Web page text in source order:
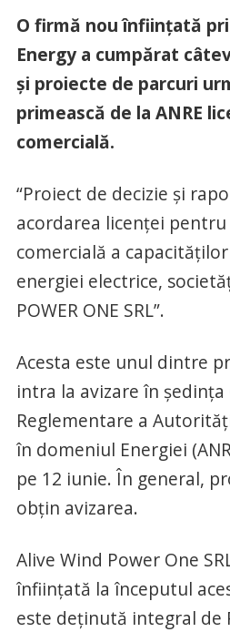
O firmă nou înființată
Energy a cumpărat
și proiecte de parcuri
primească de la ANRE
comercială.
“Proiect de decizie și
acordarea licenţei
comercială a
energiei electrice,
POWER ONE SRL”.
Acesta este unul dintre
intra la avizare în
Reglementare a
în domeniul Energiei
pe 12 iunie. În general,
obțin avizarea.
Alive Wind Power One
înființată la începutul
este deținută integral de